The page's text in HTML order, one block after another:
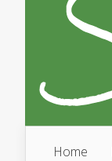
Home